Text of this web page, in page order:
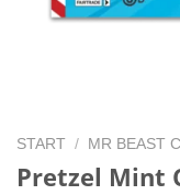
START / MR BEAST
Pretzel Mint